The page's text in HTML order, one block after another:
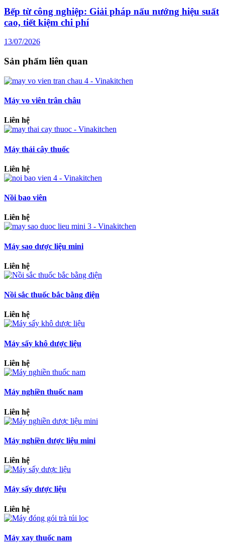
Bếp từ công nghiệp: Giải pháp nấu nướng hiệu suất
cao, tiết kiệm chi phí
13/07/2026
Sản phẩm liên quan
Máy vo viên trân châu
Liên hệ
Máy thái cây thuốc
Liên hệ
Nồi bao viên
Liên hệ
Máy sao dược liệu mini
Liên hệ
Nồi sắc thuốc bắc bằng điện
Liên hệ
Máy sấy khô dược liệu
Liên hệ
Máy nghiền thuốc nam
Liên hệ
Máy nghiền dược liệu mini
Liên hệ
Máy sấy dược liệu
Liên hệ
Máy xay thuốc nam